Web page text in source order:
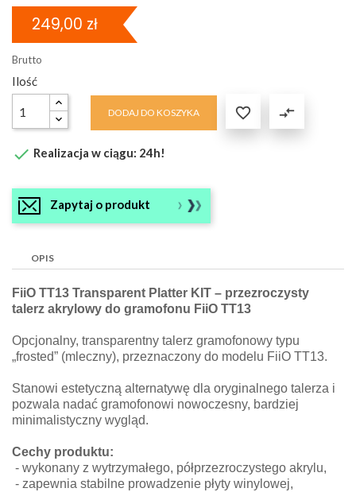
249,00 zł
Brutto
Ilość
DODAJ DO KOSZYKA  compare_arrows
 Realizacja w ciągu: 24h!
Zapytaj o produkt
OPIS
FiiO TT13 Transparent Platter KIT – przezroczysty
talerz akrylowy do gramofonu FiiO TT13
Opcjonalny, transparentny talerz gramofonowy typu
„frosted” (mleczny), przeznaczony do modelu FiiO TT13.
Stanowi estetyczną alternatywę dla oryginalnego talerza i
pozwala nadać gramofonowi nowoczesny, bardziej
minimalistyczny wygląd.
Cechy produktu:
- wykonany z wytrzymałego, półprzezroczystego akrylu,
- zapewnia stabilne prowadzenie płyty winylowej,